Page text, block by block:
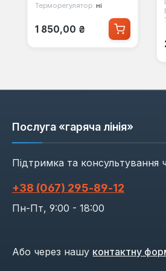
Терморегулятор: ні
Звичайна ціна:
1 850,00 ₴
Послуга «гаряча лінія»
Підтримка та консультування
+38 (067) 295‑89‑12
Пн-Пт, 9:00 - 18:00
Або через нашу контактну